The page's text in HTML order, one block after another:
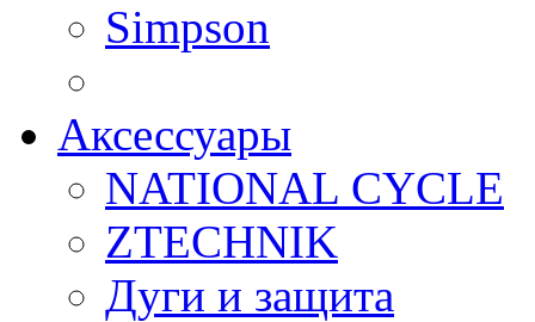
Simpson
Аксессуары
NATIONAL CYCLE
ZTECHNIK
Дуги и защита